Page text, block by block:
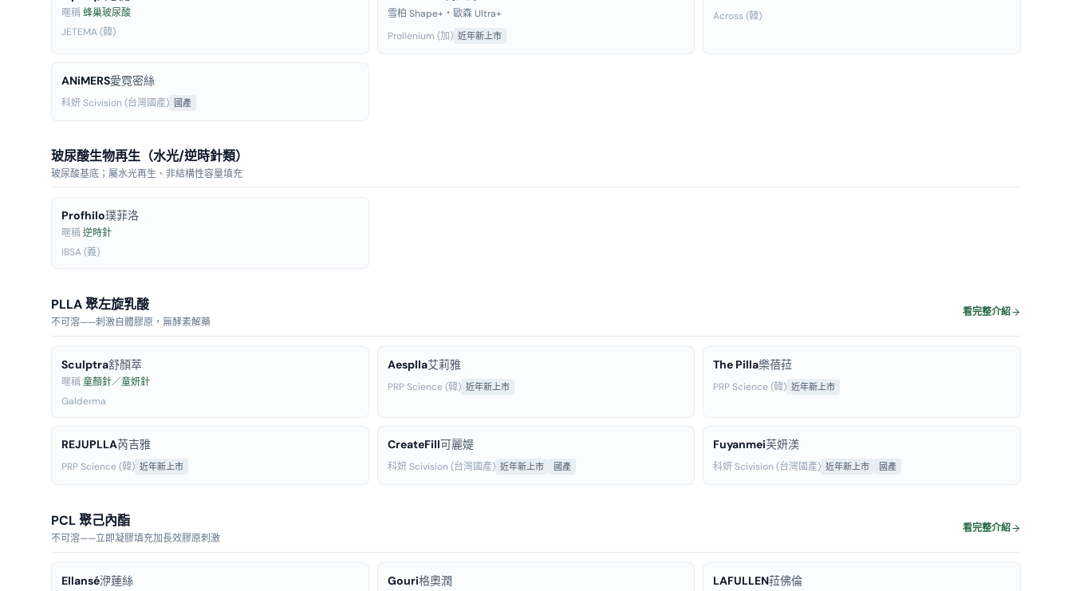
暱稱蜂巢玻尿酸
JETEMA (韓)
雪柏 Shape+・歐森 Ultra+
Prollenium (加) 近年新上市
Across (韓)
ANiMERS愛霓密絲
科妍 Scivision (台灣國產) 國產
玻尿酸生物再生（水光/逆時針類）
玻尿酸基底；屬水光再生、非結構性容量填充
Profhilo璞菲洛
暱稱逆時針
IBSA (義)
PLLA 聚左旋乳酸
不可溶——刺激自體膠原，無酵素解藥
看完整介紹
Sculptra舒顏萃
暱稱童顏針／童妍針
Galderma
Aesplla艾莉雅
PRP Science (韓) 近年新上市
The Pilla樂蓓菈
PRP Science (韓) 近年新上市
REJUPLLA芮吉雅
PRP Science (韓) 近年新上市
CreateFill可麗媞
科妍 Scivision (台灣國產) 近年新上市 國產
Fuyanmei芙妍渼
科妍 Scivision (台灣國產) 近年新上市 國產
PCL 聚己內酯
不可溶——立即凝膠填充加長效膠原刺激
看完整介紹
Ellansé洢蓮絲 Gouri格奧潤 LAFULLEN菈佛倫